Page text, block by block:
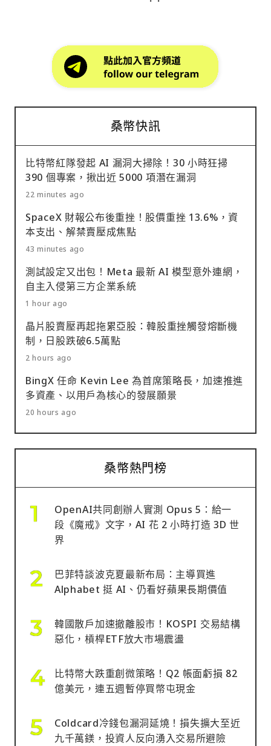
桑幣快訊
比特幣紅隊發起 AI 漏洞大掃除！30 小時狂掃
390 個專案，揪出近 5000 項潛在漏洞
22 minutes ago
SpaceX 財報公布後重挫！股價重挫 13.6%，資
本支出、解禁賣壓成焦點
43 minutes ago
測試設定又出包！Meta 最新 AI 模型意外連網，
自主入侵第三方企業系統
1 hour ago
晶片股賣壓再起拖累亞股：韓股重挫觸發熔斷機
制，日股跌破6.5萬點
2 hours ago
BingX 任命 Kevin Lee 為首席策略長，加速推進
多資產、以用戶為核心的發展願景
20 hours ago
桑幣熱門榜
OpenAI共同創辦人實測 Opus 5：給一
段《魔戒》文字，AI 花 2 小時打造 3D 世
界
巴菲特談波克夏最新布局：主導買進
Alphabet 挺 AI、仍看好蘋果長期價值
韓國散戶加速撤離股市！KOSPI 交易結構
惡化，槓桿ETF放大市場震盪
比特幣大跌重創微策略！Q2 帳面虧損 82
億美元，連五週暫停買幣屯現金
Coldcard冷錢包漏洞延燒！損失擴大至近
九千萬鎂，投資人反向湧入交易所避險